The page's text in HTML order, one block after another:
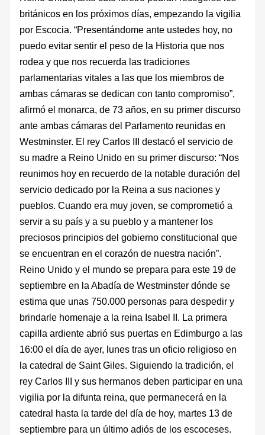
británicos en los próximos días, empezando la vigilia
por Escocia. “Presentándome ante ustedes hoy, no
puedo evitar sentir el peso de la Historia que nos
rodea y que nos recuerda las tradiciones
parlamentarias vitales a las que los miembros de
ambas cámaras se dedican con tanto compromiso”,
afirmó el monarca, de 73 años, en su primer discurso
ante ambas cámaras del Parlamento reunidas en
Westminster. El rey Carlos III destacó el servicio de
su madre a Reino Unido en su primer discurso: “Nos
reunimos hoy en recuerdo de la notable duración del
servicio dedicado por la Reina a sus naciones y
pueblos. Cuando era muy joven, se comprometió a
servir a su país y a su pueblo y a mantener los
preciosos principios del gobierno constitucional que
se encuentran en el corazón de nuestra nación”.
Reino Unido y el mundo se prepara para este 19 de
septiembre en la Abadía de Westminster dónde se
estima que unas 750.000 personas para despedir y
brindarle homenaje a la reina Isabel II. La primera
capilla ardiente abrió sus puertas en Edimburgo a las
16:00 el día de ayer, lunes tras un oficio religioso en
la catedral de Saint Giles. Siguiendo la tradición, el
rey Carlos III y sus hermanos deben participar en una
vigilia por la difunta reina, que permanecerá en la
catedral hasta la tarde del día de hoy, martes 13 de
septiembre para un último adiós de los escoceses.